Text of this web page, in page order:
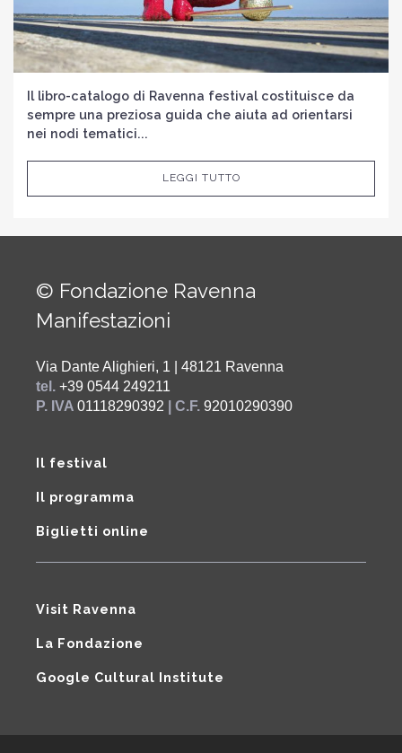
Il libro-catalogo di Ravenna festival costituisce da
sempre una preziosa guida che aiuta ad orientarsi
nei nodi tematici...
LEGGI TUTTO
© Fondazione Ravenna
Manifestazioni
Via Dante Alighieri, 1 | 48121 Ravenna
tel. +39 0544 249211
P. IVA 01118290392 | C.F. 92010290390
Il festival
Il programma
Biglietti online
Visit Ravenna
La Fondazione
Google Cultural Institute